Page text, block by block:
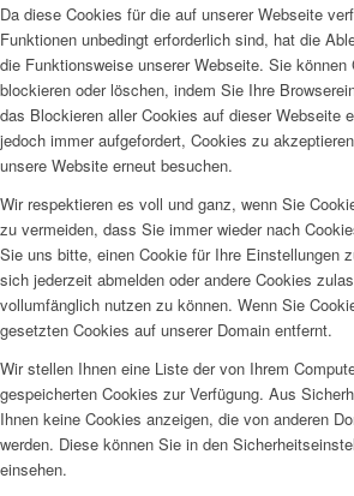
Da diese Cookies für die auf unserer Webseite
Funktionen unbedingt erforderlich sind, hat die
die Funktionsweise unserer Webseite. Sie können
blockieren oder löschen, indem Sie Ihre
das Blockieren aller Cookies auf dieser Webseite
jedoch immer aufgefordert, Cookies zu
unsere Website erneut besuchen.
Wir respektieren es voll und ganz, wenn Sie
zu vermeiden, dass Sie immer wieder nach
Sie uns bitte, einen Cookie für Ihre Einstellungen
sich jederzeit abmelden oder andere Cookies
vollumfänglich nutzen zu können. Wenn Sie
gesetzten Cookies auf unserer Domain entfernt.
Wir stellen Ihnen eine Liste der von Ihrem
gespeicherten Cookies zur Verfügung. Aus
Ihnen keine Cookies anzeigen, die von anderen
werden. Diese können Sie in den
einsehen.